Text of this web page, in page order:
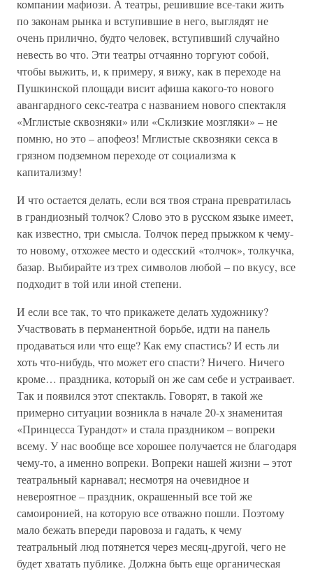
компании мафиози. А театры, решившие все-таки жить
по законам рынка и вступившие в него, выглядят не
очень прилично, будто человек, вступивший случайно
невесть во что. Эти театры отчаянно торгуют собой,
чтобы выжить, и, к примеру, я вижу, как в переходе на
Пушкинской площади висит афиша какого-то нового
авангардного секс-театра с названием нового спектакля
«Мглистые сквозняки» или «Склизкие мозгляки» – не
помню, но это – апофеоз! Мглистые сквозняки секса в
грязном подземном переходе от социализма к
капитализму!
И что остается делать, если вся твоя страна превратилась
в грандиозный толчок? Слово это в русском языке имеет,
как известно, три смысла. Толчок перед прыжком к чему-
то новому, отхожее место и одесский «толчок», толкучка,
базар. Выбирайте из трех символов любой – по вкусу, все
подходит в той или иной степени.
И если все так, то что прикажете делать художнику?
Участвовать в перманентной борьбе, идти на панель
продаваться или что еще? Как ему спастись? И есть ли
хоть что-нибудь, что может его спасти? Ничего. Ничего
кроме… праздника, который он же сам себе и устраивает.
Так и появился этот спектакль. Говорят, в такой же
примерно ситуации возникла в начале 20-х знаменитая
«Принцесса Турандот» и стала праздником – вопреки
всему. У нас вообще все хорошее получается не благодаря
чему-то, а именно вопреки. Вопреки нашей жизни – этот
театральный карнавал; несмотря на очевидное и
невероятное – праздник, окрашенный все той же
самоиронией, на которую все отважно пошли. Поэтому
мало бежать впереди паровоза и гадать, к чему
театральный люд потянется через месяц-другой, чего не
будет хватать публике. Должна быть еще органическая